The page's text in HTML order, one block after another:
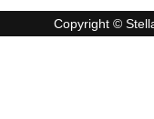
Copyright ©